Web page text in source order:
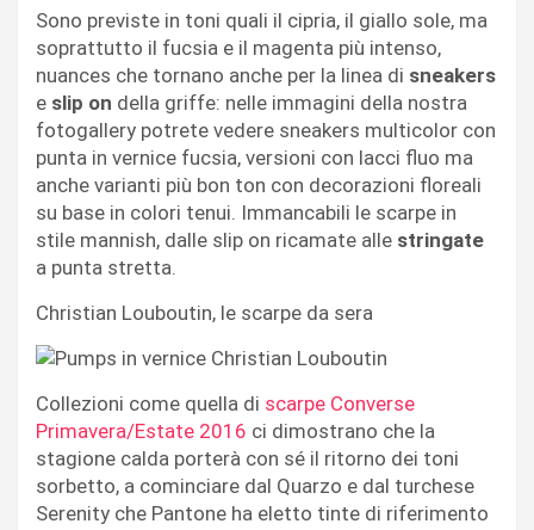
Sono previste in toni quali il cipria, il giallo sole, ma
soprattutto il fucsia e il magenta più intenso,
nuances che tornano anche per la linea di sneakers
e slip on della griffe: nelle immagini della nostra
fotogallery potrete vedere sneakers multicolor con
punta in vernice fucsia, versioni con lacci fluo ma
anche varianti più bon ton con decorazioni floreali
su base in colori tenui. Immancabili le scarpe in
stile mannish, dalle slip on ricamate alle stringate
a punta stretta.
Christian Louboutin, le scarpe da sera
Collezioni come quella di scarpe Converse
Primavera/Estate 2016 ci dimostrano che la
stagione calda porterà con sé il ritorno dei toni
sorbetto, a cominciare dal Quarzo e dal turchese
Serenity che Pantone ha eletto tinte di riferimento